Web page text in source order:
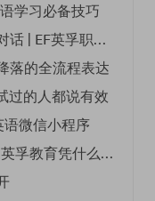
学习必备技巧
职场沟通秘籍：如何与领导高效对话 | EF英孚职场指南
落的全流程表达
过的人都说有效
语微信小程序
探寻成人英语口语线上课程：EF 英孚教育凭什么领航